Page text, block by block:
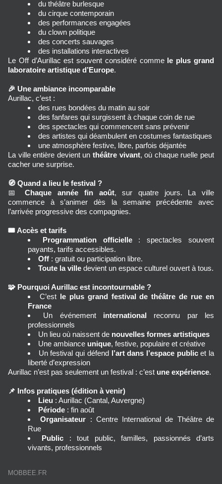
du théâtre burlesque
du cirque contemporain
des performances engagées
du clown politique
des concerts sauvages
des installations interactives
Le Off d’Aurillac est souvent considéré comme le plus grand
laboratoire artistique d’Europe.
🎉 Une ambiance incomparable
Aurillac, c’est :
des rues bondées du matin au soir
des fanfares qui surgissent à chaque coin de rue
des spectacles qui commencent sans prévenir
des artistes qui déambulent en costumes fantastiques
une atmosphère festive, libre, parfois déjantée
La ville entière devient un théâtre vivant, où chaque ruelle peut
cacher une surprise.
🧭 Quand a lieu le festival ?
📅 Chaque année fin août, sur quatre jours. La ville
commence à s’animer dès la semaine précédente avec
l’arrivée progressive des compagnies.
🎟️ Accès et tarifs
Programmation officielle : spectacles souvent
payants, tarifs accessibles.
Off : gratuit ou participation libre.
Toute la ville devient un espace culturel ouvert à tous.
🧩 Pourquoi Aurillac est incontournable ?
C’est le plus grand festival de théâtre de rue en
France
Un événement international reconnu par les
professionnels
Un lieu où naissent de nouvelles formes artistiques
Une ambiance unique, festive, populaire et créative
Un festival qui défend l’art dans l’espace public et la
liberté d’expression
Aurillac n’est pas seulement un festival : c’est une expérience.
📌 Infos pratiques (édition à venir)
Lieu : Aurillac (Cantal, Auvergne)
Période : fin août
Organisateur : Centre International de Théâtre de
Rue
Public : tout public, familles, passionnés d’arts
vivants, professionnels
MOBBEE.FR